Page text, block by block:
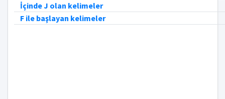
İçinde J olan kelimeler
F ile başlayan kelimeler